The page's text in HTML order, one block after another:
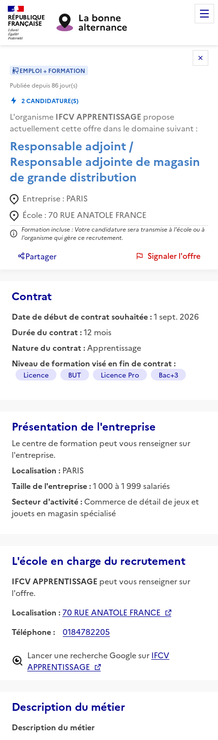
RÉPUBLIQUE
FRANÇAISE
EMPLOI + FORMATION
Publiée depuis86 jour(s)
2CANDIDATURE(S)
L'organisme IFCV APPRENTISSAGE propose
actuellement cette offre dans le domaine suivant :
Responsable adjoint /
Responsable adjointe de magasin
de grande distribution
Entreprise : PARIS
École : 70 RUE ANATOLE FRANCE
Formation incluse : Votre candidature sera transmise à l'école ou à
l'organisme qui gère ce recrutement.
Partager Signaler l'offre
Contrat
Date de début de contrat souhaitée :1 sept. 2026
Durée du contrat :12 mois
Nature du contrat : Apprentissage
Niveau de formation visé en fin de contrat :
Licence BUT Licence Pro Bac+3
Présentation de l'entreprise
Le centre de formation peut vous renseigner sur
l'entreprise.
Localisation : PARIS
Taille de l'entreprise :1 000 à 1 999 salariés
Secteur d'activité : Commerce de détail de jeux et
jouets en magasin spécialisé
L'école en charge du recrutement
IFCV APPRENTISSAGE peut vous renseigner sur
l'offre.
Localisation : 70 RUE ANATOLE FRANCE
Téléphone :
0184782205
Lancer une recherche Google sur IFCV
APPRENTISSAGE
Description du métier
Description du métier